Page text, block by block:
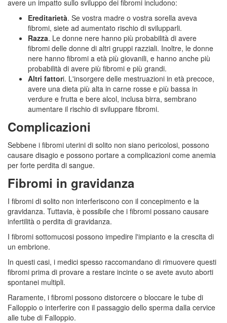
avere un impatto sullo sviluppo dei fibromi includono:
Ereditarietà. Se vostra madre o vostra sorella aveva
fibromi, siete ad aumentato rischio di svilupparli.
Razza. Le donne nere hanno più probabilità di avere
fibromi delle donne di altri gruppi razziali. Inoltre, le donne
nere hanno fibromi a età più giovanili, e hanno anche più
probabilità di avere più fibromi e più grandi.
Altri fattori. L'insorgere delle mestruazioni in età precoce,
avere una dieta più alta in carne rosse e più bassa in
verdure e frutta e bere alcol, inclusa birra, sembrano
aumentare il rischio di sviluppare fibromi.
Complicazioni
Sebbene i fibromi uterini di solito non siano pericolosi, possono
causare disagio e possono portare a complicazioni come anemia
per forte perdita di sangue.
Fibromi in gravidanza
I fibromi di solito non interferiscono con il concepimento e la
gravidanza. Tuttavia, è possibile che i fibromi possano causare
infertilità o perdita di gravidanza.
I fibromi sottomucosi possono impedire l'impianto e la crescita di
un embrione.
In questi casi, i medici spesso raccomandano di rimuovere questi
fibromi prima di provare a restare incinte o se avete avuto aborti
spontanei multipli.
Raramente, i fibromi possono distorcere o bloccare le tube di
Falloppio o interferire con il passaggio dello sperma dalla cervice
alle tube di Falloppio.